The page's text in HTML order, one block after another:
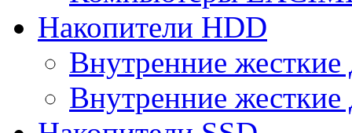
Накопители HDD
Внутренние
Внутренние